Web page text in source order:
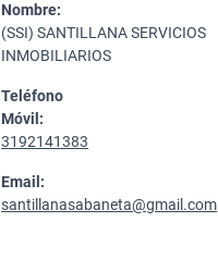
Nombre:
(SSI) SANTILLANA SERVICIOS
INMOBILIARIOS
Teléfono
Móvil:
3192141383
Email:
santillanasabaneta@gmail.com